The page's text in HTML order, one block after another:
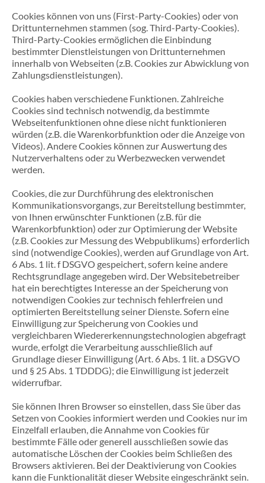
Cookies können von uns (First-Party-Cookies) oder von
Drittunternehmen stammen (sog. Third-Party-Cookies).
Third-Party-Cookies ermöglichen die Einbindung
bestimmter Dienstleistungen von Drittunternehmen
innerhalb von Webseiten (z.B. Cookies zur Abwicklung von
Zahlungsdienstleistungen).
Cookies haben verschiedene Funktionen. Zahlreiche
Cookies sind technisch notwendig, da bestimmte
Webseitenfunktionen ohne diese nicht funktionieren
würden (z.B. die Warenkorbfunktion oder die Anzeige von
Videos). Andere Cookies können zur Auswertung des
Nutzerverhaltens oder zu Werbezwecken verwendet
werden.
Cookies, die zur Durchführung des elektronischen
Kommunikationsvorgangs, zur Bereitstellung bestimmter,
von Ihnen erwünschter Funktionen (z.B. für die
Warenkorbfunktion) oder zur Optimierung der Website
(z.B. Cookies zur Messung des Webpublikums) erforderlich
sind (notwendige Cookies), werden auf Grundlage von Art.
6 Abs. 1 lit. f DSGVO gespeichert, sofern keine andere
Rechtsgrundlage angegeben wird. Der Websitebetreiber
hat ein berechtigtes Interesse an der Speicherung von
notwendigen Cookies zur technisch fehlerfreien und
optimierten Bereitstellung seiner Dienste. Sofern eine
Einwilligung zur Speicherung von Cookies und
vergleichbaren Wiedererkennungstechnologien abgefragt
wurde, erfolgt die Verarbeitung ausschließlich auf
Grundlage dieser Einwilligung (Art. 6 Abs. 1 lit. a DSGVO
und § 25 Abs. 1 TDDDG); die Einwilligung ist jederzeit
widerrufbar.
Sie können Ihren Browser so einstellen, dass Sie über das
Setzen von Cookies informiert werden und Cookies nur im
Einzelfall erlauben, die Annahme von Cookies für
bestimmte Fälle oder generell ausschließen sowie das
automatische Löschen der Cookies beim Schließen des
Browsers aktivieren. Bei der Deaktivierung von Cookies
kann die Funktionalität dieser Website eingeschränkt sein.